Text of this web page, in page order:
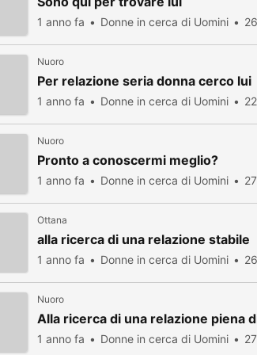
1 anno fa Donne in cerca di Uomini
Nuoro
Per relazione seria donna cerco lui
1 anno fa Donne in cerca di Uomini
Nuoro
Pronto a conoscermi meglio?
1 anno fa Donne in cerca di Uomini
Ottana
alla ricerca di una relazione stabile
1 anno fa Donne in cerca di Uomini
Nuoro
Alla ricerca di una relazione piena
1 anno fa Donne in cerca di Uomini